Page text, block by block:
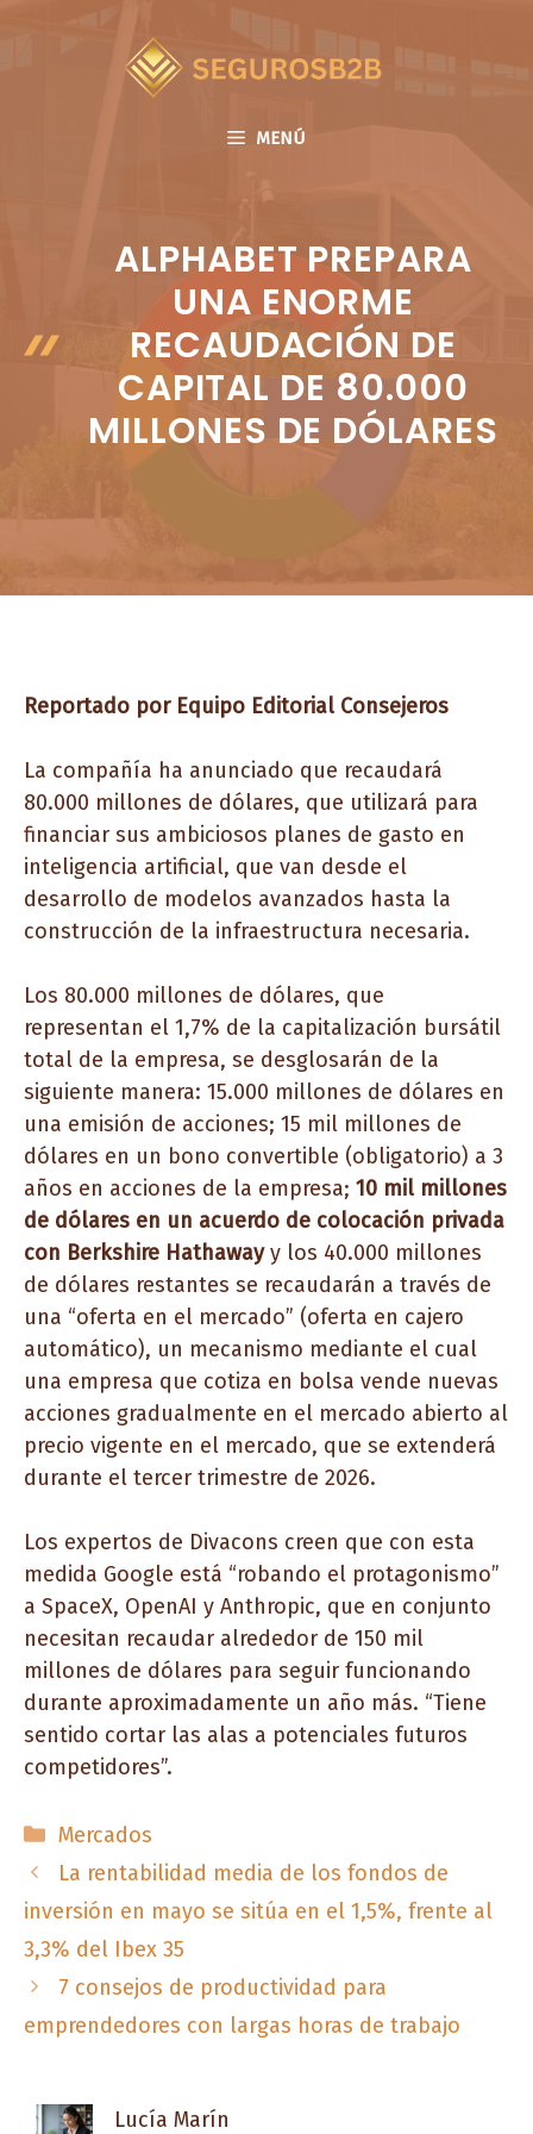
MENÚ
ALPHABET PREPARA
UNA ENORME
RECAUDACIÓN DE
CAPITAL DE 80.000
MILLONES DE DÓLARES
Reportado por Equipo Editorial Consejeros
La compañía ha anunciado que recaudará
80.000 millones de dólares, que utilizará para
financiar sus ambiciosos planes de gasto en
inteligencia artificial, que van desde el
desarrollo de modelos avanzados hasta la
construcción de la infraestructura necesaria.
Los 80.000 millones de dólares, que
representan el 1,7% de la capitalización bursátil
total de la empresa, se desglosarán de la
siguiente manera: 15.000 millones de dólares en
una emisión de acciones; 15 mil millones de
dólares en un bono convertible (obligatorio) a 3
años en acciones de la empresa; 10 mil millones
de dólares en un acuerdo de colocación privada
con Berkshire Hathawayy los 40.000 millones
de dólares restantes se recaudarán a través de
una “oferta en el mercado” (oferta en cajero
automático), un mecanismo mediante el cual
una empresa que cotiza en bolsa vende nuevas
acciones gradualmente en el mercado abierto al
precio vigente en el mercado, que se extenderá
durante el tercer trimestre de 2026.
Los expertos de Divacons creen que con esta
medida Google está “robando el protagonismo”
a SpaceX, OpenAI y Anthropic, que en conjunto
necesitan recaudar alrededor de 150 mil
millones de dólares para seguir funcionando
durante aproximadamente un año más. “Tiene
sentido cortar las alas a potenciales futuros
competidores”.
Categorías
Mercados
La rentabilidad media de los fondos de
inversión en mayo se sitúa en el 1,5%, frente al
3,3% del Ibex 35
7 consejos de productividad para
emprendedores con largas horas de trabajo
Lucía Marín